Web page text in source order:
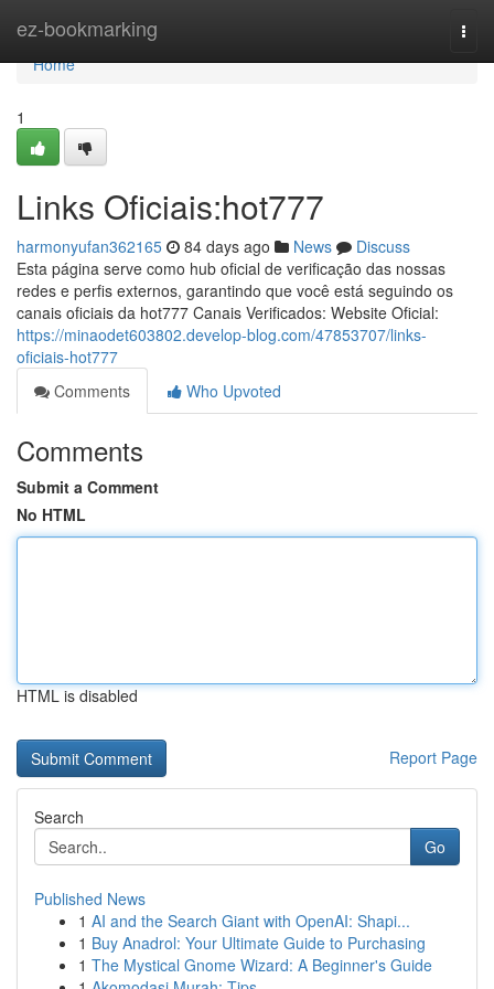
ez-bookmarking
Home
Home
1
Links Oficiais:hot777
harmonyufan362165 84 days ago News
Discuss
Esta página serve como hub oficial de verificação das nossas
redes e perfis externos, garantindo que você está seguindo os
canais oficiais da hot777 Canais Verificados: Website Oficial:
https://minaodet603802.develop-blog.com/47853707/links-
oficiais-hot777
Comments
Who Upvoted
Comments
Submit a Comment
No HTML
HTML is disabled
Report Page
Search
Go
Published News
1 AI and the Search Giant with OpenAI: Shapi...
1 Buy Anadrol: Your Ultimate Guide to Purchasing
1 The Mystical Gnome Wizard: A Beginner's Guide